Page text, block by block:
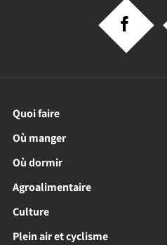
Quoi faire
Où manger
Où dormir
Agroalimentaire
Culture
Plein air et cyclisme